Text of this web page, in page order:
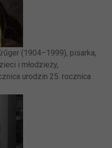
(1904–1999), pisarka,
i młodzieży,
urodzin 25. rocznica